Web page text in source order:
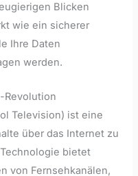
Blicken
wie ein sicherer
Ihre Daten
werden.
Revolution
Television) ist eine
über das Internet zu
bietet
von Fernsehkanälen,